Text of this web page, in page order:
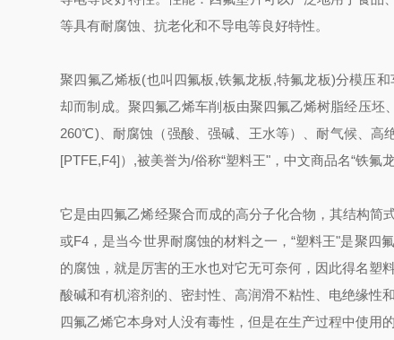
等具有耐腐蚀、抗老化和不导电等良好特性。
聚四氟乙烯板(也叫四氟板,铁氟龙板,特氟龙板)分模压
却而制成。聚四氟乙烯车削板由聚四氟乙烯树脂经压
260℃)、耐腐蚀（强酸、强碱、王水等）、耐气候、高
[PTFE,F4]）,被美誉为/俗称“塑料王"，中文商品名“铁氟
它是由四氟乙烯经聚合而成的高分子化合物，其结构简
或F4，是当今世界耐腐蚀的材料之一，“塑料王"是聚四
的腐蚀，就是厉害的王水也对它无可奈何，因此得名塑
酸碱和有机溶剂的、密封性、高润滑不粘性、电绝缘
四氟乙烯它本身对人没有毒性，但是在生产过程中使用